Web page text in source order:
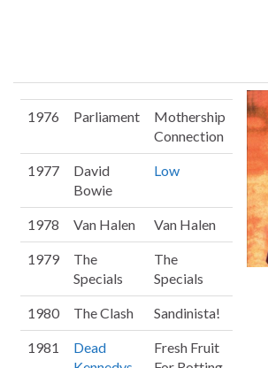
1976 Parliament
Mothership
Connection
1977
David
Bowie
Low
1978 Van Halen Van Halen
1979
The
Specials
The
Specials
1980 The Clash Sandinista!
1981
Dead
Fresh Fruit